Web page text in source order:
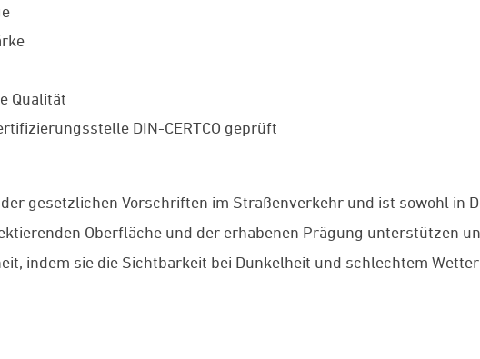
Qualität
DIN-CERTCO geprüft
gesetzlichen Vorschriften im Straßenverkehr und ist sowohl in
Oberfläche und der erhabenen Prägung unterstützen
indem sie die Sichtbarkeit bei Dunkelheit und schlechtem